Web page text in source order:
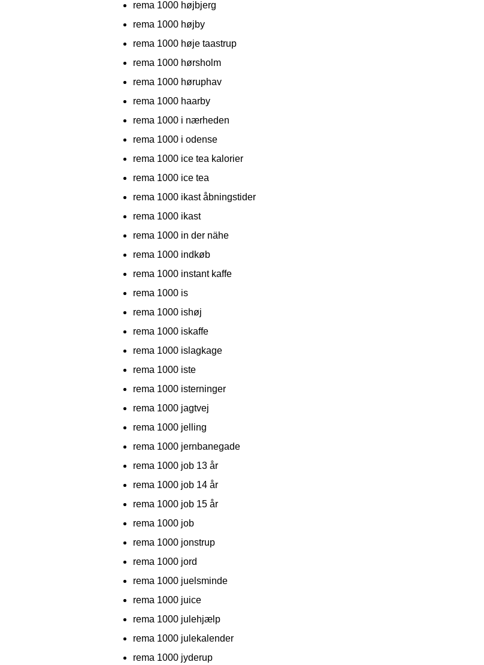
rema 1000 højbjerg
rema 1000 højby
rema 1000 høje taastrup
rema 1000 hørsholm
rema 1000 høruphav
rema 1000 haarby
rema 1000 i nærheden
rema 1000 i odense
rema 1000 ice tea kalorier
rema 1000 ice tea
rema 1000 ikast åbningstider
rema 1000 ikast
rema 1000 in der nähe
rema 1000 indkøb
rema 1000 instant kaffe
rema 1000 is
rema 1000 ishøj
rema 1000 iskaffe
rema 1000 islagkage
rema 1000 iste
rema 1000 isterninger
rema 1000 jagtvej
rema 1000 jelling
rema 1000 jernbanegade
rema 1000 job 13 år
rema 1000 job 14 år
rema 1000 job 15 år
rema 1000 job
rema 1000 jonstrup
rema 1000 jord
rema 1000 juelsminde
rema 1000 juice
rema 1000 julehjælp
rema 1000 julekalender
rema 1000 jyderup